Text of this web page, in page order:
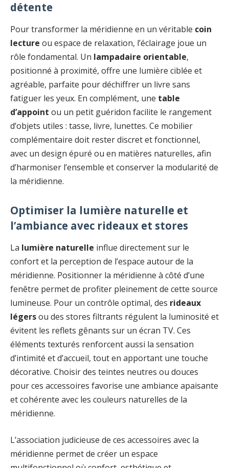
détente
Pour transformer la méridienne en un véritable coin
lecture ou espace de relaxation, l’éclairage joue un
rôle fondamental. Un lampadaire orientable,
positionné à proximité, offre une lumière ciblée et
agréable, parfaite pour déchiffrer un livre sans
fatiguer les yeux. En complément, une table
d’appoint ou un petit guéridon facilite le rangement
d’objets utiles : tasse, livre, lunettes. Ce mobilier
complémentaire doit rester discret et fonctionnel,
avec un design épuré ou en matières naturelles, afin
d’harmoniser l’ensemble et conserver la modularité de
la méridienne.
Optimiser la lumière naturelle et
l’ambiance avec rideaux et stores
La lumière naturelle influe directement sur le
confort et la perception de l’espace autour de la
méridienne. Positionner la méridienne à côté d’une
fenêtre permet de profiter pleinement de cette source
lumineuse. Pour un contrôle optimal, des rideaux
légersou des stores filtrants régulent la luminosité et
évitent les reflets gênants sur un écran TV. Ces
éléments texturés renforcent aussi la sensation
d’intimité et d’accueil, tout en apportant une touche
décorative. Choisir des teintes neutres ou douces
pour ces accessoires favorise une ambiance apaisante
et cohérente avec les couleurs naturelles de la
méridienne.
L’association judicieuse de ces accessoires avec la
méridienne permet de créer un espace